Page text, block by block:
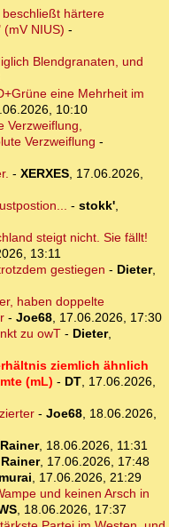
härtere
NIUS) -
Blendgranaten, und
eine Mehrheit im
10:10
Verzweiflung,
Verzweiflung -
- XERXES, 17.06.2026,
- stokk',
steigt nicht. Sie fällt!
13:11
gestiegen - Dieter,
haben doppelte
- Joe68, 17.06.2026, 17:30
zu owT- Dieter,
ziemlich ähnlich
(mL) - DT, 17.06.2026,
- Joe68, 18.06.2026,
Rainer, 18.06.2026, 11:31
Rainer, 17.06.2026, 17:48
, 17.06.2026, 21:29
und keinen Arsch in
, 18.06.2026, 17:37